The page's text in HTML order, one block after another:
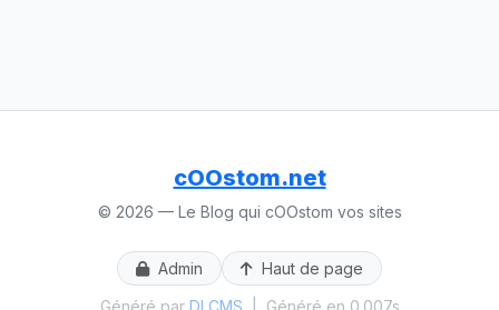
cOOstom.net
© 2026 — Le Blog qui cOOstom vos sites
Admin
Haut de page